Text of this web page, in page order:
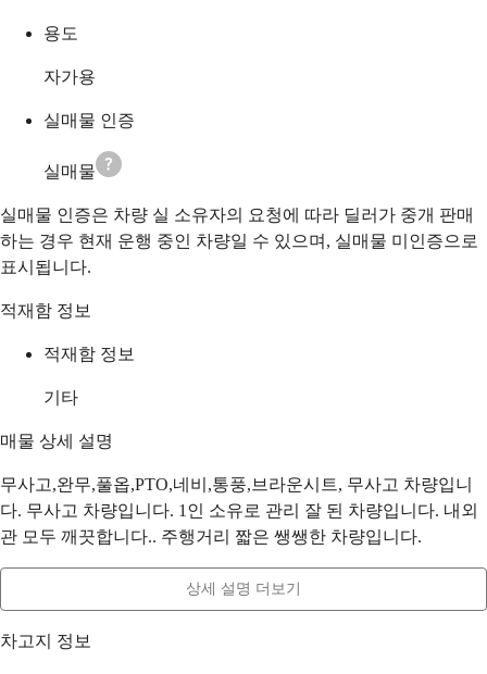
용도
자가용
실매물 인증
실매물
실매물 인증은 차량 실 소유자의 요청에 따라 딜러가 중개 판매
하는 경우 현재 운행 중인 차량일 수 있으며, 실매물 미인증으로
표시됩니다.
적재함 정보
적재함 정보
기타
매물 상세 설명
무사고,완무,풀옵,PTO,네비,통풍,브라운시트, 무사고 차량입니
다. 무사고 차량입니다. 1인 소유로 관리 잘 된 차량입니다. 내외
관 모두 깨끗합니다.. 주행거리 짧은 쌩쌩한 차량입니다.
상세 설명 더보기
차고지 정보